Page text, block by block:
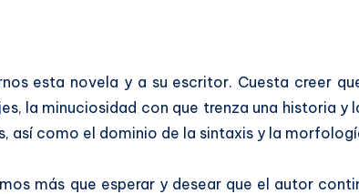
esta novela y a su escritor. Cuesta creer
la minuciosidad con que trenza una historia
así como el dominio de la sintaxis y la
más que esperar y desear que el autor